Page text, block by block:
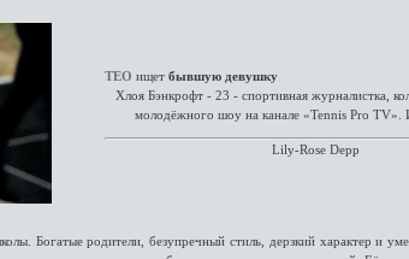
ТЕО ищет бывшую девушку
Хлоя Бэнкрофт - 23 - спортивная журналистка,
молодёжного шоу на канале «Tennis Pro TV».
Lily-Rose Depp
Богатые родители, безупречный стиль, дерзкий характер и